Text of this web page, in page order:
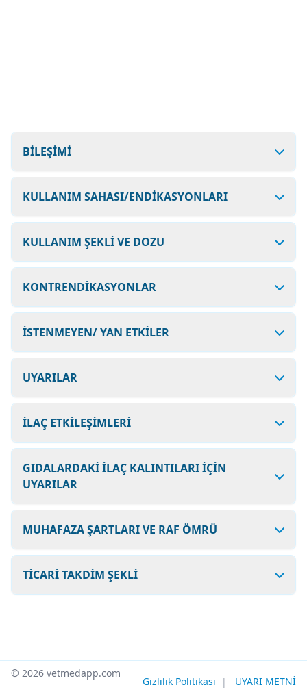
BİLEŞİMİ
KULLANIM SAHASI/ENDİKASYONLARI
KULLANIM ŞEKLİ VE DOZU
KONTRENDİKASYONLAR
İSTENMEYEN/ YAN ETKİLER
UYARILAR
İLAÇ ETKİLEŞİMLERİ
GIDALARDAKİ İLAÇ KALINTILARI İÇİN
UYARILAR
MUHAFAZA ŞARTLARI VE RAF ÖMRÜ
TİCARİ TAKDİM ŞEKLİ
© 2026 vetmedapp.com
Gizlilik Politikası | UYARI METNİ